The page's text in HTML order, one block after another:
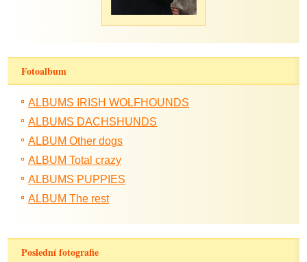
Fotoalbum
ALBUMS IRISH WOLFHOUNDS
ALBUMS DACHSHUNDS
ALBUM Other dogs
ALBUM Total crazy
ALBUMS PUPPIES
ALBUM The rest
Poslední fotografie